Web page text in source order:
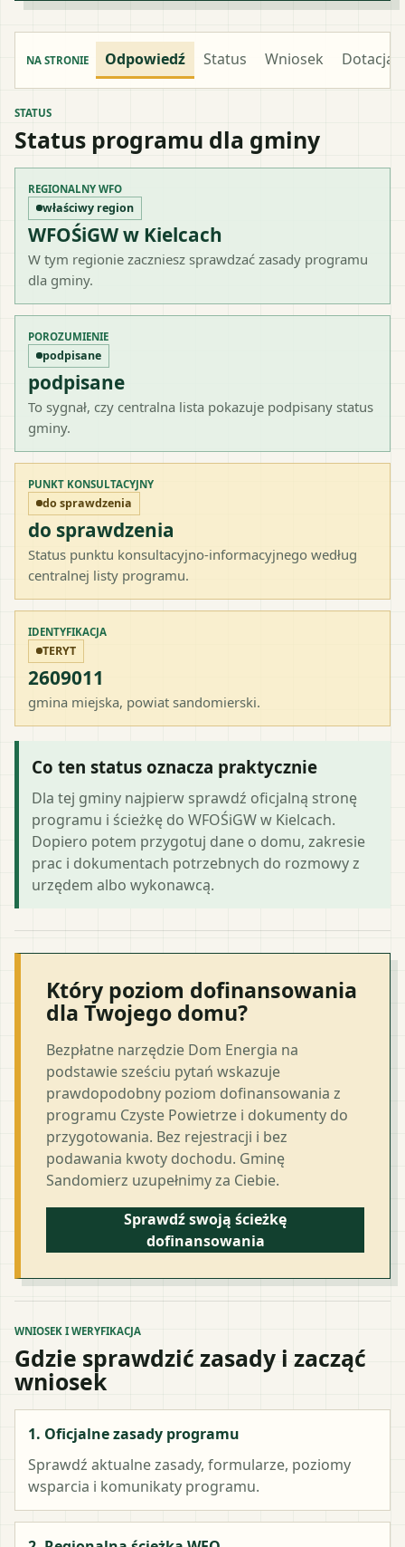
NA STRONIE Odpowiedź Status Wniosek Dotacja
STATUS
Status programu dla gminy
REGIONALNY WFO
właściwy region
WFOŚiGW w Kielcach
W tym regionie zaczniesz sprawdzać zasady programu
dla gminy.
POROZUMIENIE
podpisane
podpisane
To sygnał, czy centralna lista pokazuje podpisany status
gminy.
PUNKT KONSULTACYJNY
do sprawdzenia
do sprawdzenia
Status punktu konsultacyjno-informacyjnego według
centralnej listy programu.
IDENTYFIKACJA
TERYT
2609011
gmina miejska, powiat sandomierski.
Co ten status oznacza praktycznie
Dla tej gminy najpierw sprawdź oficjalną stronę
programu i ścieżkę do WFOŚiGW w Kielcach.
Dopiero potem przygotuj dane o domu, zakresie
prac i dokumentach potrzebnych do rozmowy z
urzędem albo wykonawcą.
Który poziom dofinansowania
dla Twojego domu?
Bezpłatne narzędzie Dom Energia na
podstawie sześciu pytań wskazuje
prawdopodobny poziom dofinansowania z
programu Czyste Powietrze i dokumenty do
przygotowania. Bez rejestracji i bez
podawania kwoty dochodu. Gminę
Sandomierz uzupełnimy za Ciebie.
Sprawdź swoją ścieżkę
dofinansowania
WNIOSEK I WERYFIKACJA
Gdzie sprawdzić zasady i zacząć
wniosek
1. Oficjalne zasady programu
Sprawdź aktualne zasady, formularze, poziomy
wsparcia i komunikaty programu.